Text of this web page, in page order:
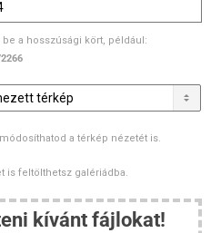
a hosszúsági kört, például:
a térkép nézetét is.
is feltölthetsz galériádba.
kívánt fájlokat!